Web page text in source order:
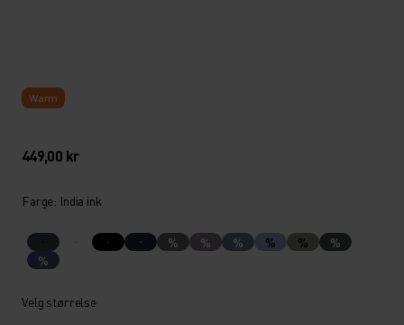
Warm
449,00 kr
Farge: India ink
% % % % %
%
%
Velg størrelse